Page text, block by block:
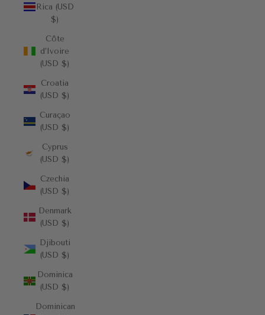
Rica (USD
$)
Côte
d’Ivoire
(USD $)
Croatia
(USD $)
Curaçao
(USD $)
Cyprus
(USD $)
Czechia
(USD $)
Denmark
(USD $)
Djibouti
(USD $)
Dominica
(USD $)
Dominican